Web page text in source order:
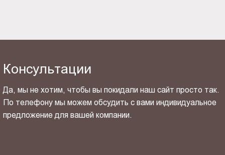
Консультации
Да, мы не хотим, чтобы вы покидали наш сайт просто так.
По телефону мы можем обсудить с вами индивидуальное
предложение для вашей компании.